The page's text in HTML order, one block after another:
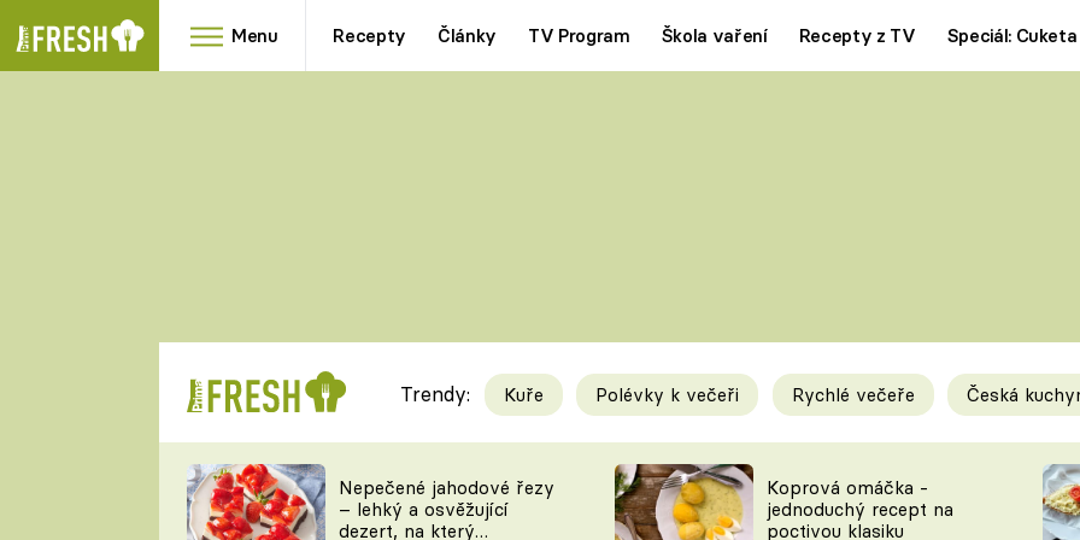
Menu Recepty Články TV Program Škola vaření Recepty z TV Speciál: Cuketa
RYCHLOVKY
Videorecepty
TEĎ VAŘÍ ŠÉF!
Tipy a triky
KAM ZA JÍDLEM
Trendy: Kuře Polévky k večeři Rychlé večeře Česká
Nepečené jahodové řezy
– lehký a osvěžující
dezert, na který
Koprová omáčka -
jednoduchý recept na
poctivou klasiku